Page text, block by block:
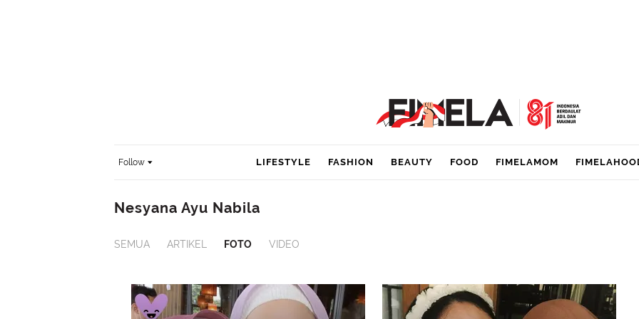
Follow LIFESTYLE FASHION BEAUTY FOOD FIMELAMOM
Nesyana Ayu Nabila
SEMUA ARTIKEL FOTO VIDEO